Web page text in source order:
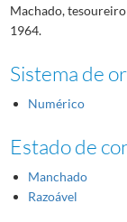
Machado,
1964.
Sistema de
Numérico
Estado de
Manchado
Razoável